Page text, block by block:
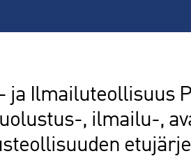
ja Ilmailuteollisuus
, ilmailu-,